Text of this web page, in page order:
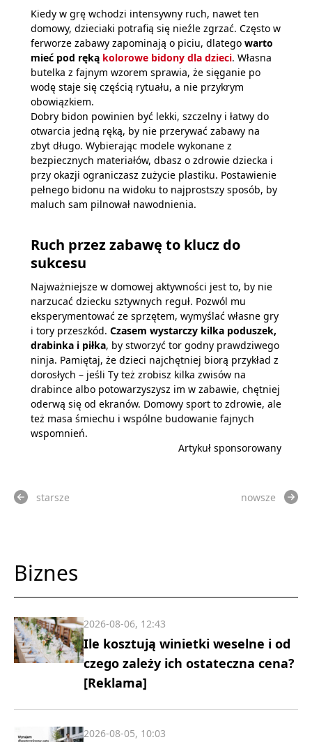
Kiedy w grę wchodzi intensywny ruch, nawet ten
domowy, dzieciaki potrafią się nieźle zgrzać. Często w
ferworze zabawy zapominają o piciu, dlatego warto
mieć pod ręką kolorowe bidony dla dzieci. Własna
butelka z fajnym wzorem sprawia, że sięganie po
wodę staje się częścią rytuału, a nie przykrym
obowiązkiem.
Dobry bidon powinien być lekki, szczelny i łatwy do
otwarcia jedną ręką, by nie przerywać zabawy na
zbyt długo. Wybierając modele wykonane z
bezpiecznych materiałów, dbasz o zdrowie dziecka i
przy okazji ograniczasz zużycie plastiku. Postawienie
pełnego bidonu na widoku to najprostszy sposób, by
maluch sam pilnował nawodnienia.
Ruch przez zabawę to klucz do
sukcesu
Najważniejsze w domowej aktywności jest to, by nie
narzucać dziecku sztywnych reguł. Pozwól mu
eksperymentować ze sprzętem, wymyślać własne gry
i tory przeszkód. Czasem wystarczy kilka poduszek,
drabinka i piłka, by stworzyć tor godny prawdziwego
ninja. Pamiętaj, że dzieci najchętniej biorą przykład z
dorosłych – jeśli Ty też zrobisz kilka zwisów na
drabince albo potowarzyszysz im w zabawie, chętniej
oderwą się od ekranów. Domowy sport to zdrowie, ale
też masa śmiechu i wspólne budowanie fajnych
wspomnień.
Artykuł sponsorowany
starsze nowsze
Biznes
Ile kosztują winietki weselne i od
czego zależy ich ostateczna cena?
[Reklama]
2026-08-06, 12:43
2026-08-05, 10:03